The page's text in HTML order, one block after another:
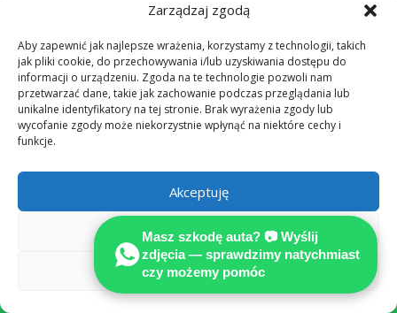
Zarządzaj zgodą
Aby zapewnić jak najlepsze wrażenia, korzystamy z technologii, takich
jak pliki cookie, do przechowywania i/lub uzyskiwania dostępu do
informacji o urządzeniu. Zgoda na te technologie pozwoli nam
przetwarzać dane, takie jak zachowanie podczas przeglądania lub
unikalne identyfikatory na tej stronie. Brak wyrażenia zgody lub
wycofanie zgody może niekorzystnie wpłynąć na niektóre cechy i
funkcje.
Akceptuję
Odmów
Zobacz preferencje
koszty rzeczoznawcy co do zasady
pokrywa ubezpieczyciel sprawcy
(§ 249 BGB).
🇺🇦Розмовляємо українською
— WhatsApp українською
📷 Wyślij zdjęcia na
WhatsApp — bezpłatna
wstępna ocena
Dowiedz się, jak niezależna opinia techniczna

Masz szkodę auta? 📷 Wyślij
zdjęcia — sprawdzimy natychmiast
czy możemy pomóc